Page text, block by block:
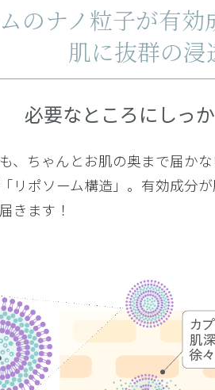
じがこのクリームでした。ちょっとお高
を使用していて気に入り、もう何度も
ので重宝しています。今の時期だと若
える優秀なアイテムだと思います。香
お値段よりもお安く見られがちなのがや
ていて、このクリームを見つけました
より保湿効果が高くなるので効果が高い
のナノ粒子が有効
肌に抜群の浸
必要なところにしっ
、ちゃんとお肌の奥まで届かな
リポソーム構造」。有効成分
きます！